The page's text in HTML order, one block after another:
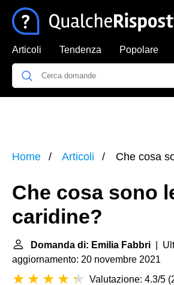
Articoli Tendenza Popolare
Home Articoli Che cosa
Che cosa sono
caridine?
Domanda di: Emilia Fabbri |
aggiornamento: 20 novembre 2021
Valutazione: 4.3/5 (